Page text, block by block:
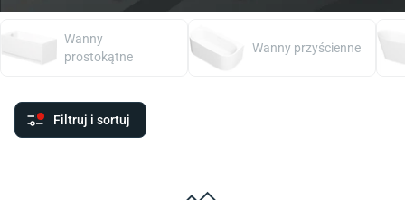
Wanny
prostokątne
Wanny przyścienne
Filtruj i sortuj